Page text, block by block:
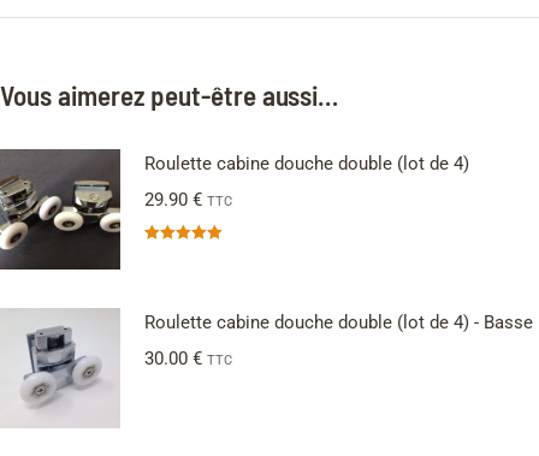
Vous aimerez peut-être aussi…
Roulette cabine douche double (lot de 4)
29.90 € TTC
Roulette cabine douche double (lot de 4) - Basse
30.00 € TTC